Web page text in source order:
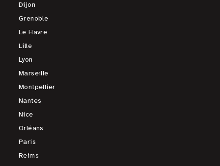
Dijon
Grenoble
Le Havre
Lille
Lyon
Marseille
Montpellier
Nantes
Nice
Orléans
Paris
Reims